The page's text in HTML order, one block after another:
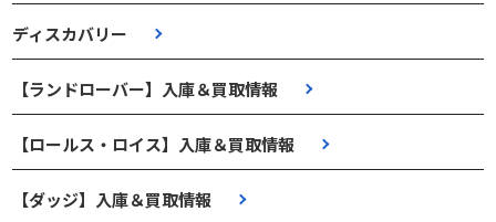
ディスカバリー
【ランドローバー】入庫＆買取情報
【ロールス・ロイス】入庫＆買取情報
【ダッジ】入庫＆買取情報